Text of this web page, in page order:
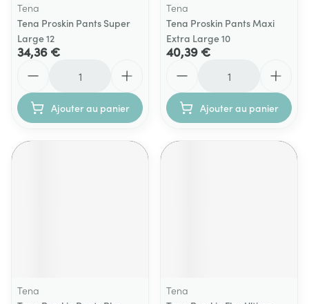
Tena
Tena Proskin Pants Super
Large 12
34,36 €
Ajouter au panier
Tena
Tena Proskin Pants Maxi
Extra Large 10
40,39 €
Ajouter au panier
Tena
Tena